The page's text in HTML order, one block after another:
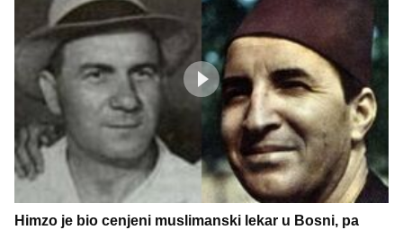
Himzo je bio cenjeni muslimanski lekar u Bosni, pa